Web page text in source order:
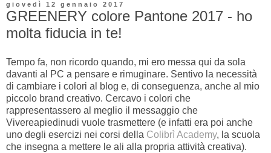
giovedì 12 gennaio 2017
GREENERY colore Pantone 2017 - ho
molta fiducia in te!
Tempo fa, non ricordo quando, mi ero messa qui da sola
davanti al PC a pensare e rimuginare. Sentivo la necessità
di cambiare i colori al blog e, di conseguenza, anche al mio
piccolo brand creativo. Cercavo i colori che
rappresentassero al meglio il messaggio che
Vivereapiedinudi vuole trasmettere (e infatti era poi anche
uno degli esercizi nei corsi della Colibrì Academy, la scuola
che insegna a mettere le ali alla propria attività creativa).